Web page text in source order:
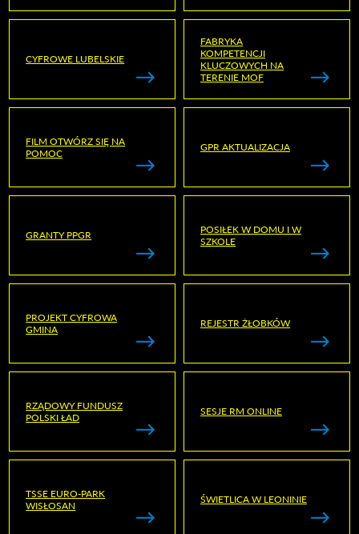
CYFROWE LUBELSKIE
FABRYKA
KOMPETENCJI
KLUCZOWYCH NA
TERENIE MOF
FILM OTWÓRZ SIĘ NA
POMOC
GPR AKTUALIZACJA
GRANTY PPGR
POSIŁEK W DOMU I W
SZKOLE
PROJEKT CYFROWA
GMINA
REJESTR ŻŁOBKÓW
RZĄDOWY FUNDUSZ
POLSKI ŁAD
SESJE RM ONLINE
TSSE EURO-PARK
WISŁOSAN
ŚWIETLICA W LEONINIE